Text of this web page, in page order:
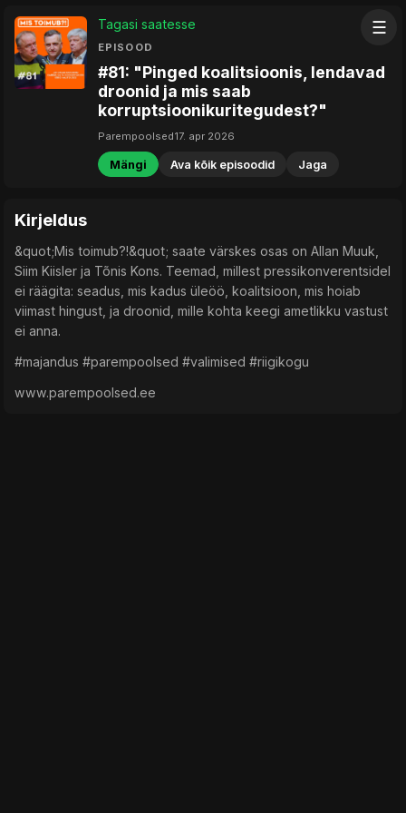
☰
Tagasi saatesse
EPISOOD
#81: "Pinged koalitsioonis, lendavad
droonid ja mis saab
korruptsioonikuritegudest?"
Parempoolsed17. apr 2026
Mängi Ava kõik episoodid Jaga
Kirjeldus
&quot;Mis toimub?!&quot; saate värskes osas on Allan Muuk,
Siim Kiisler ja Tõnis Kons. Teemad, millest pressikonverentsidel
ei räägita: seadus, mis kadus üleöö, koalitsioon, mis hoiab
viimast hingust, ja droonid, mille kohta keegi ametlikku vastust
ei anna.
#majandus #parempoolsed #valimised #riigikogu
www.parempoolsed.ee